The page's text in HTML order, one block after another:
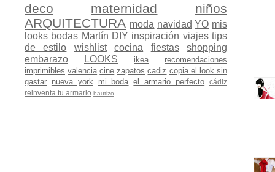
deco maternidad
niños
ARQUITECTURA moda navidad YO mis
looks bodas Martín DIY inspiración viajes tips
de estilo
wishlist cocina fiestas
shopping
embarazo
LOOKS ikea
recomendaciones
imprimibles valencia cine zapatos cadiz copia el look sin
gastar nueva york mi boda el armario perfecto
cádiz
reinventa tu armario bautizo